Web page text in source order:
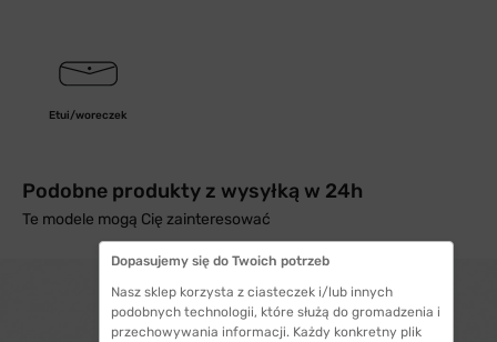
Etui/woreczek
Podobne produkty z wysyłką w 24h
Te modele mogą Cię zainteresować
Dopasujemy się do Twoich potrzeb
Nasz sklep korzysta z ciasteczek i/lub innych
podobnych technologii, które służą do gromadzenia i
przechowywania informacji. Każdy konkretny plik